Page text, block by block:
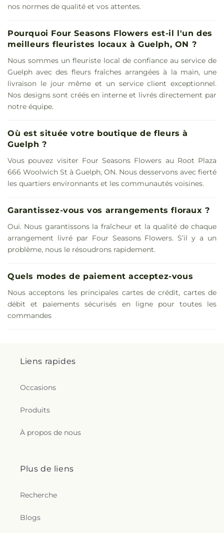
nos normes de qualité et vos attentes.
Pourquoi Four Seasons Flowers est-il l'un des
meilleurs fleuristes locaux à Guelph, ON ?
Nous sommes un fleuriste local de confiance au service de
Guelph avec des fleurs fraîches arrangées à la main, une
livraison le jour même et un service client exceptionnel.
Nos designs sont créés en interne et livrés directement par
notre équipe.
Où est située votre boutique de fleurs à
Guelph ?
Vous pouvez visiter Four Seasons Flowers au Root Plaza
666 Woolwich St à Guelph, ON. Nous desservons avec fierté
les quartiers environnants et les communautés voisines.
Garantissez-vous vos arrangements floraux ?
Oui. Nous garantissons la fraîcheur et la qualité de chaque
arrangement livré par Four Seasons Flowers. S’il y a un
problème, nous le résoudrons rapidement.
Quels modes de paiement acceptez-vous
Nous acceptons les principales cartes de crédit, cartes de
débit et paiements sécurisés en ligne pour toutes les
commandes
Liens rapides
Occasions
Produits
À propos de nous
Plus de liens
Recherche
Blogs